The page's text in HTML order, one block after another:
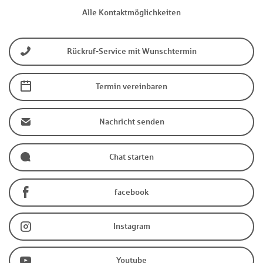
Alle Kontaktmöglichkeiten
Rückruf-Service mit Wunschtermin
Termin vereinbaren
Nachricht senden
Chat starten
facebook
Instagram
Youtube